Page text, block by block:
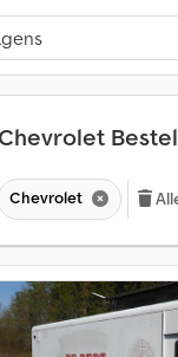
Chevrolet
Chevrolet